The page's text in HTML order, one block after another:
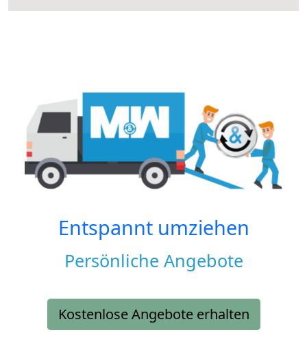
Entspannt umziehen
Persönliche Angebote
Kostenlose Angebote erhalten